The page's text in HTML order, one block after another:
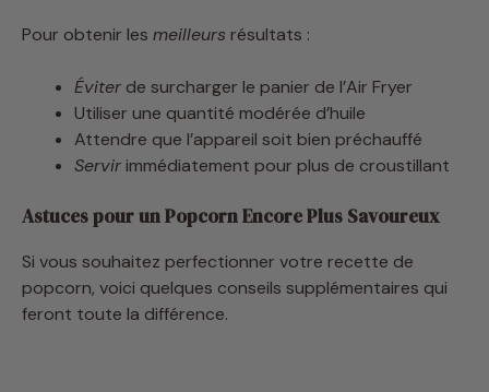
Éviter de surcharger le panier de l’Air Fryer
Attendre que l’appareil soit bien préchauffé
Servirimmédiatement pour plus de croustillant
Astuces pour un Popcorn Encore Plus Savoureux
Si vous souhaitez perfectionner votre recette de
feront toute la différence.